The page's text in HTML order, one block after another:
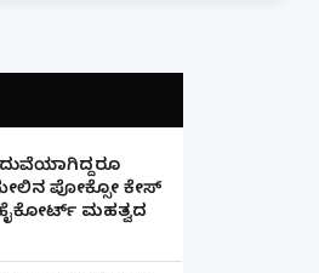
ಪೋಕ್ಸೋ ಕೇಸ್
ಹೈಕೋರ್ಟ್ ಮಹತ್ವದ